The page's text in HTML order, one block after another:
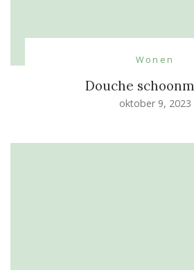
Wonen
Douche
oktober 9, 2023